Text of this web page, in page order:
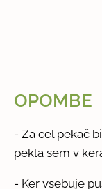
OPOMBE
- Za cel pekač
pekla sem v
- Ker vsebuje